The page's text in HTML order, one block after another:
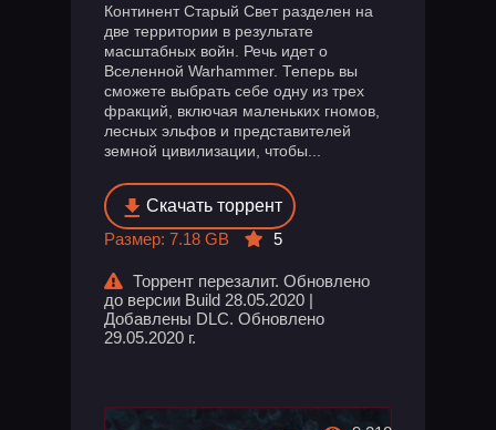
Континент Старый Свет разделен на
две территории в результате
масштабных войн. Речь идет о
Вселенной Warhammer. Теперь вы
сможете выбрать себе одну из трех
фракций, включая маленьких гномов,
лесных эльфов и представителей
земной цивилизации, чтобы...
Скачать торрент
Размер: 7.18 GB
5
Торрент перезалит. Обновлено
до версии Build 28.05.2020 |
Добавлены DLC. Обновлено
29.05.2020 г.